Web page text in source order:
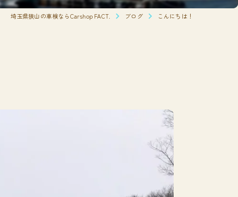
埼玉県狭山の車検ならCarshop FACT. ブログ こんにちは！